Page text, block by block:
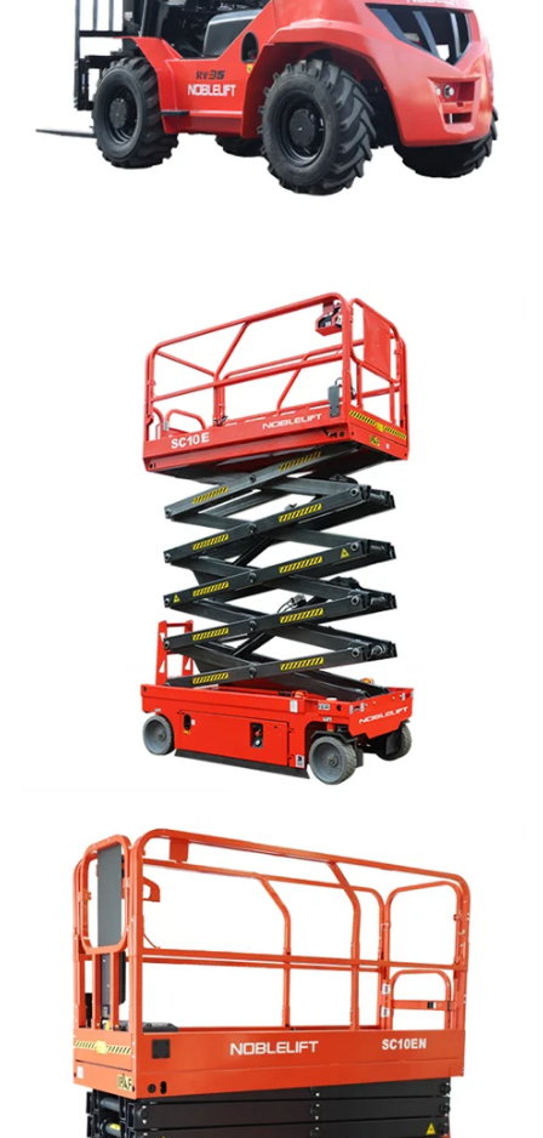
GUARDA LA GAMMA
GUARDA LA GAMMA
GUARDA LA GAMMA